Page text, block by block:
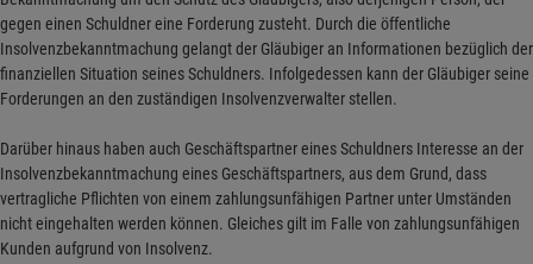
gegen einen Schuldner eine Forderung zusteht. Durch die öffentliche
Insolvenzbekanntmachung gelangt der Gläubiger an Informationen bezüglich der
finanziellen Situation seines Schuldners. Infolgedessen kann der Gläubiger seine
Forderungen an den zuständigen Insolvenzverwalter stellen.
Darüber hinaus haben auch Geschäftspartner eines Schuldners Interesse an der
Insolvenzbekanntmachung eines Geschäftspartners, aus dem Grund, dass
vertragliche Pflichten von einem zahlungsunfähigen Partner unter Umständen
nicht eingehalten werden können. Gleiches gilt im Falle von zahlungsunfähigen
Kunden aufgrund von Insolvenz.